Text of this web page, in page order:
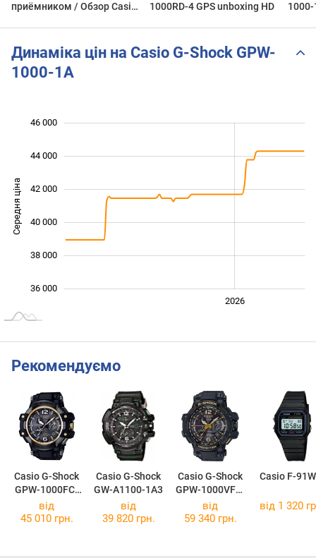
приёмником / Обзор Casio
1000RD-4 GPS unboxing HD
1000-
Динаміка цін на Casio G-Shock GPW-
1000-1A
Середня ціна
36 000
38 000
40 000
42 000
44 000
46 000
2026
Рекомендуємо
Casio G-Shock
GPW-1000FC-
1A9
Casio G-Shock
GW-A1100-1A3
Casio G-Shock
GPW-1000VFC-
1A
Casio F-
від
45 010 грн.
від
39 820 грн.
від
59 340 грн.
від 1 320